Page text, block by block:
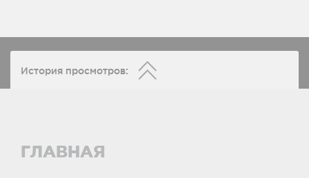
История просмотров:
ГЛАВНАЯ